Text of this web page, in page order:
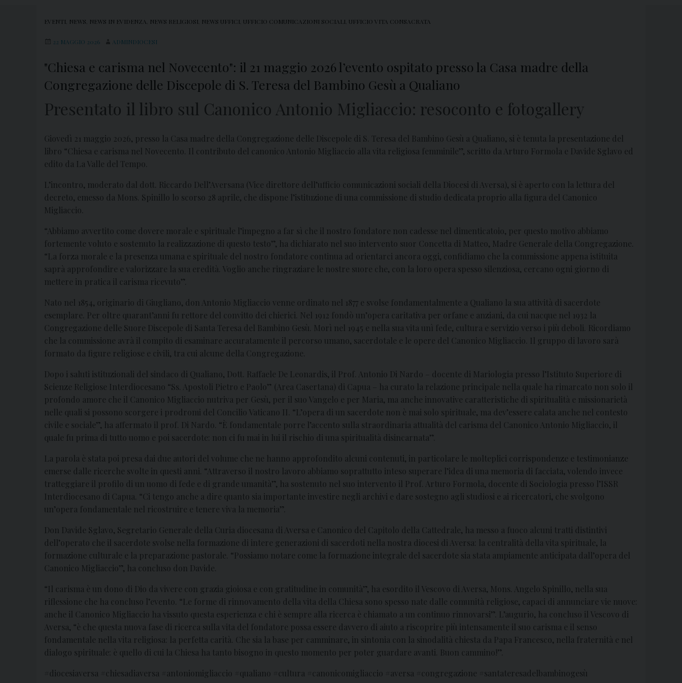
EVENTI NEWS NEWS IN EVIDENZA NEWS RELIGIOSI NEWS UFFICI UFFICIO COMUNICAZIONI SOCIALI UFFICIO VITA CONSACRATA
22 MAGGIO 2026 ADMINDIOCESI
"Chiesa e carisma nel Novecento": il 21 maggio 2026 l’evento ospitato presso la Casa madre della
Congregazione delle Discepole di S. Teresa del Bambino Gesù a Qualiano
Presentato il libro sul Canonico Antonio Migliaccio: resoconto e fotogallery
Giovedì 21 maggio 2026, presso la Casa madre della Congregazione delle Discepole di S. Teresa del Bambino Gesù a Qualiano, si è tenuta la presentazione del
libro “Chiesa e carisma nel Novecento. Il contributo del canonico Antonio Migliaccio alla vita religiosa femminile”, scritto da Arturo Formola e Davide Sglavo ed
edito da La Valle del Tempo.
L’incontro, moderato dal dott. Riccardo Dell’Aversana (Vice direttore dell’ufficio comunicazioni sociali della Diocesi di Aversa), si è aperto con la lettura del
decreto, emesso da Mons. Spinillo lo scorso 28 aprile, che dispone l’istituzione di una commissione di studio dedicata proprio alla figura del Canonico
Migliaccio.
“Abbiamo avvertito come dovere morale e spirituale l’impegno a far sì che il nostro fondatore non cadesse nel dimenticatoio, per questo motivo abbiamo
fortemente voluto e sostenuto la realizzazione di questo testo”, ha dichiarato nel suo intervento suor Concetta di Matteo, Madre Generale della Congregazione.
“La forza morale e la presenza umana e spirituale del nostro fondatore continua ad orientarci ancora oggi, confidiamo che la commissione appena istituita
saprà approfondire e valorizzare la sua eredità. Voglio anche ringraziare le nostre suore che, con la loro opera spesso silenziosa, cercano ogni giorno di
mettere in pratica il carisma ricevuto”.
Nato nel 1854, originario di Giugliano, don Antonio Migliaccio venne ordinato nel 1877 e svolse fondamentalmente a Qualiano la sua attività di sacerdote
esemplare. Per oltre quarant’anni fu rettore del convitto dei chierici. Nel 1912 fondò un’opera caritativa per orfane e anziani, da cui nacque nel 1932 la
Congregazione delle Suore Discepole di Santa Teresa del Bambino Gesù. Morì nel 1945 e nella sua vita unì fede, cultura e servizio verso i più deboli. Ricordiamo
che la commissione avrà il compito di esaminare accuratamente il percorso umano, sacerdotale e le opere del Canonico Migliaccio. Il gruppo di lavoro sarà
formato da figure religiose e civili, tra cui alcune della Congregazione.
Dopo i saluti istituzionali del sindaco di Qualiano, Dott. Raffaele De Leonardis, il Prof. Antonio Di Nardo – docente di Mariologia presso l’Istituto Superiore di
Scienze Religiose Interdiocesano “Ss. Apostoli Pietro e Paolo” (Area Casertana) di Capua – ha curato la relazione principale nella quale ha rimarcato non solo il
profondo amore che il Canonico Migliaccio nutriva per Gesù, per il suo Vangelo e per Maria, ma anche innovative caratteristiche di spiritualità e missionarietà
nelle quali si possono scorgere i prodromi del Concilio Vaticano II. “L’opera di un sacerdote non è mai solo spirituale, ma dev’essere calata anche nel contesto
civile e sociale”, ha affermato il prof. Di Nardo. “È fondamentale porre l’accento sulla straordinaria attualità del carisma del Canonico Antonio Migliaccio, il
quale fu prima di tutto uomo e poi sacerdote: non ci fu mai in lui il rischio di una spiritualità disincarnata”.
La parola è stata poi presa dai due autori del volume che ne hanno approfondito alcuni contenuti, in particolare le molteplici corrispondenze e testimonianze
emerse dalle ricerche svolte in questi anni. “Attraverso il nostro lavoro abbiamo soprattutto inteso superare l’idea di una memoria di facciata, volendo invece
tratteggiare il profilo di un uomo di fede e di grande umanità”, ha sostenuto nel suo intervento il Prof. Arturo Formola, docente di Sociologia presso l’ISSR
Interdiocesano di Capua. “Ci tengo anche a dire quanto sia importante investire negli archivi e dare sostegno agli studiosi e ai ricercatori, che svolgono
un’opera fondamentale nel ricostruire e tenere viva la memoria”.
Don Davide Sglavo, Segretario Generale della Curia diocesana di Aversa e Canonico del Capitolo della Cattedrale, ha messo a fuoco alcuni tratti distintivi
dell’operato che il sacerdote svolse nella formazione di intere generazioni di sacerdoti nella nostra diocesi di Aversa: la centralità della vita spirituale, la
formazione culturale e la preparazione pastorale. “Possiamo notare come la formazione integrale del sacerdote sia stata ampiamente anticipata dall’opera del
Canonico Migliaccio”, ha concluso don Davide.
“Il carisma è un dono di Dio da vivere con grazia gioiosa e con gratitudine in comunità”, ha esordito il Vescovo di Aversa, Mons. Angelo Spinillo, nella sua
riflessione che ha concluso l’evento. “Le forme di rinnovamento della vita della Chiesa sono spesso nate dalle comunità religiose, capaci di annunciare vie nuove:
anche il Canonico Migliaccio ha vissuto questa esperienza e chi è sempre alla ricerca è chiamato a un continuo rinnovarsi”. L’augurio, ha concluso il Vescovo di
Aversa, “è che questa nuova fase di ricerca sulla vita del fondatore possa essere davvero di aiuto a riscoprire più intensamente il suo carisma e il senso
fondamentale nella vita religiosa: la perfetta carità. Che sia la base per camminare, in sintonia con la sinodalità chiesta da Papa Francesco, nella fraternità e nel
dialogo spirituale: è quello di cui la Chiesa ha tanto bisogno in questo momento per poter guardare avanti. Buon cammino!”.
#diocesiaversa #chiesadiaversa #antoniomigliaccio #qualiano #cultura #canonicomigliaccio #aversa #congregazione #santateresadelbambinogesù